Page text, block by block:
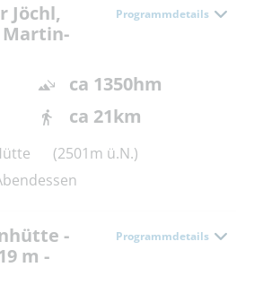
Jöchl,
Martin-
Programmdetails
ca 1350hm
ca 21km
(2501m ü.N.)
-
m -
Programmdetails